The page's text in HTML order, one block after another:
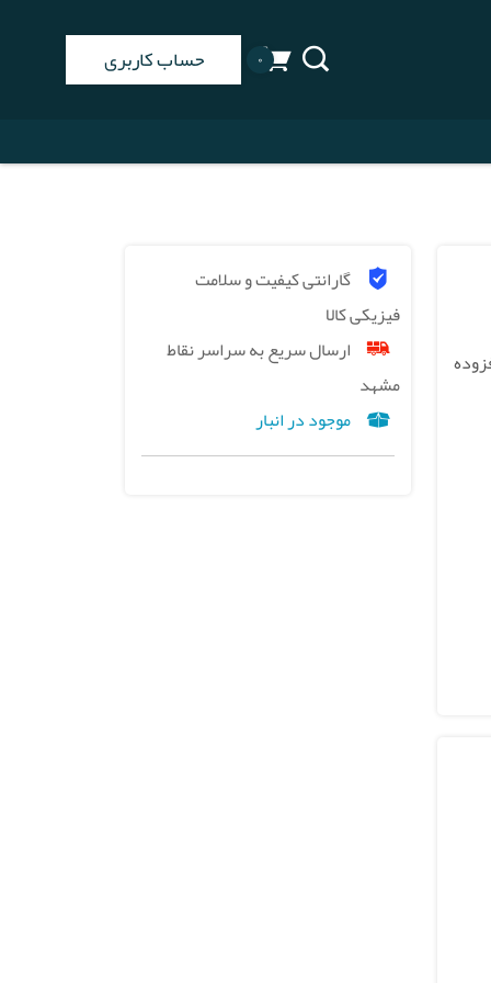
۰ حساب کاربری
افزوده
گارانتی کیفیت و سلامت
فیزیکی کالا
ارسال سریع به سراسر نقاط
مشهد
موجود در انبار